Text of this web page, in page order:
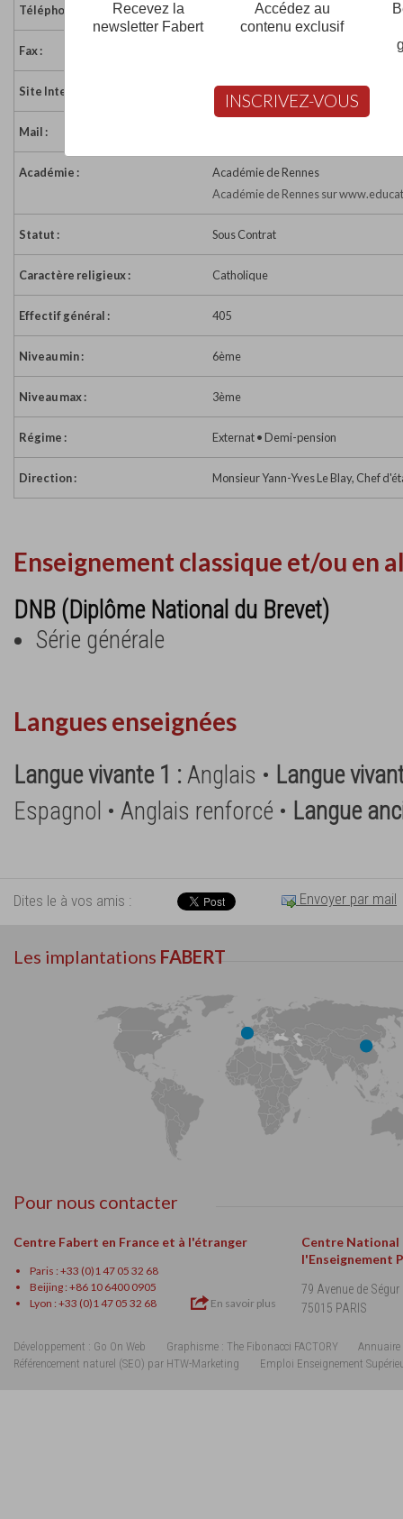
Téléphone : 02 97 53 31 77
Fax :
Site Internet : http://www.college-stemarie-
Mail :
Académie :
Académie de Rennes
Académie de Rennes sur
Statut : Sous Contrat
Caractère religieux : Catholique
Effectif général : 405
Niveau min : 6ème
Niveau max : 3ème
Régime : Externat • Demi-pension
Direction : Monsieur Yann-Yves Le Blay, Chef
Enseignement classique et/ou en
DNB (Diplôme National du Brevet)
Série générale
Langues enseignées
Langue vivante 1 :Anglais • Langue
Espagnol • Anglais renforcé • Langue
Dites le à vos amis : Envoyer par mail
Les implantations FABERT
Pour nous contacter
Centre Fabert en France et à l'étranger
Paris : +33 (0)1 47 05 32 68
Beijing : +86 10 6400 0905
Lyon : +33 (0)1 47 05 32 68
En savoir plus
Centre National
l'Enseignement
79 Avenue de Ségur
75015 PARIS
Développement : Go On Web Graphisme : The Fibonacci FACTORY
Annuaire
Référencement naturel (SEO) par HTW-Marketing
Emploi Enseignement
Recevez la
newsletter Fabert
Accédez au
contenu exclusif
INSCRIVEZ-VOUS